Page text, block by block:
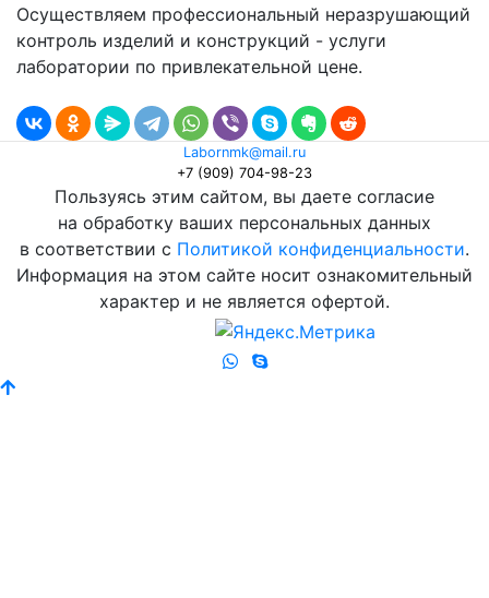
Осуществляем профессиональный неразрушающий
контроль изделий и конструкций - услуги
лаборатории по привлекательной цене.
Labornmk@mail.ru
+7 (909) 704-98-23
Пользуясь этим сайтом, вы даете согласие
на обработку ваших персональных данных
в соответствии с Политикой конфиденциальности.
Информация на этом сайте носит ознакомительный
характер и не является офертой.